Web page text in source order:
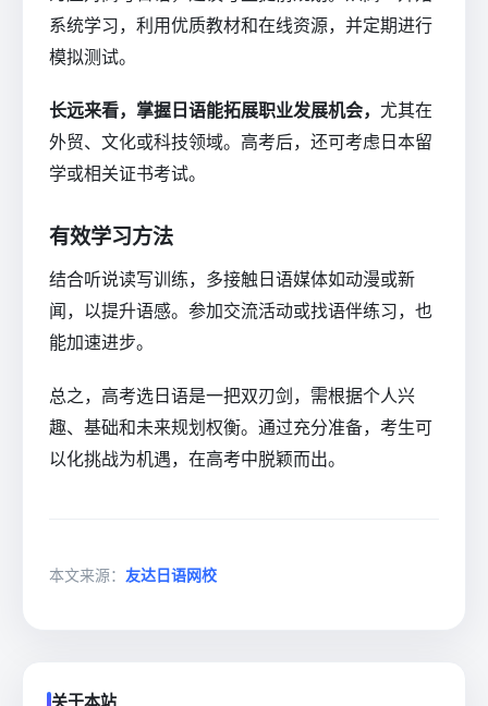
系统学习，利用优质教材和在线资源，并定期进行
模拟测试。
长远来看，掌握日语能拓展职业发展机会， 尤其在
外贸、文化或科技领域。高考后，还可考虑日本留
学或相关证书考试。
有效学习方法
结合听说读写训练，多接触日语媒体如动漫或新
闻，以提升语感。参加交流活动或找语伴练习，也
能加速进步。
总之，高考选日语是一把双刃剑，需根据个人兴
趣、基础和未来规划权衡。通过充分准备，考生可
以化挑战为机遇，在高考中脱颖而出。
本文来源： 友达日语网校
关于本站